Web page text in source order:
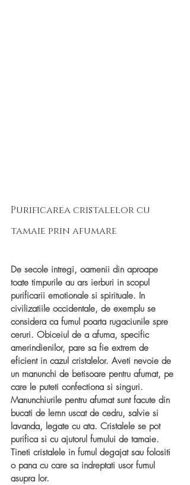
Purificarea cristalelor cu
tamaie prin afumare
De secole intregi, oamenii din aproape
toate timpurile au ars ierburi in scopul
purificarii emotionale si spirituale. In
civilizatiile occidentale, de exemplu se
considera ca fumul poarta rugaciunile spre
ceruri. Obiceiul de a afuma, specific
amerindienilor, pare sa fie extrem de
eficient in cazul cristalelor. Aveti nevoie de
un manunchi de betisoare pentru afumat, pe
care le puteti confectiona si singuri.
Manunchiurile pentru afumat sunt facute din
bucati de lemn uscat de cedru, salvie si
lavanda, legate cu ata. Cristalele se pot
purifica si cu ajutorul fumului de tamaie.
Tineti cristalele in fumul degajat sau folositi
o pana cu care sa indreptati usor fumul
asupra lor.